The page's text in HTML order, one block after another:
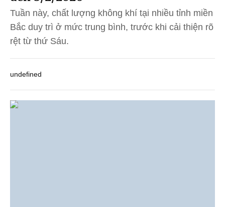
Tuần này, chất lượng không khí tại nhiều tỉnh miền
Bắc duy trì ở mức trung bình, trước khi cải thiện rõ
rệt từ thứ Sáu.
undefined